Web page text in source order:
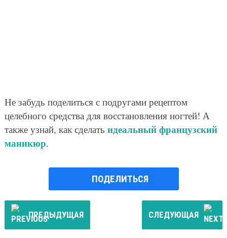
Не забудь поделиться с подругами рецептом
целебного средства для восстановления ногтей! А
также узнай, как сделать идеальный французский
маникюр.
ПОДЕЛИТЬСЯ
ПРЕДЫДУЩАЯ СЛЕДУЮЩАЯ